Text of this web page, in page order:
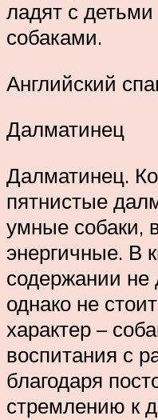
ладят с
собаками.
Английский
Далматинец
Далматинец.
пятнистые
умные собаки,
энергичные. В
содержании не
однако не
характер –
воспитания с
благодаря
стремлению к